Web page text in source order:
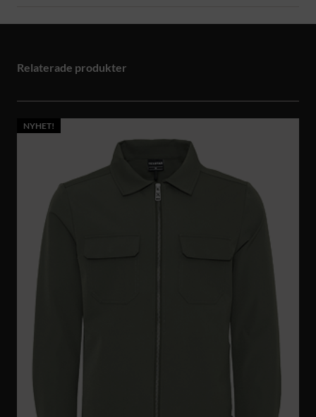
Relaterade produkter
NYHET!